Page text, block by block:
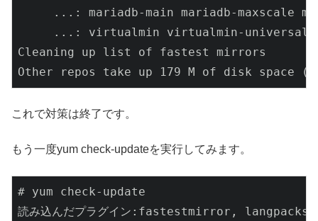
...: mariadb-main mariadb-maxscale
     ...: virtualmin virtualmin-universal
Cleaning up list of fastest mirrors
Other repos take up 179 M of disk space
これで対策は終了です。
もう一度yum check-updateを実行してみます。
# yum check-update
読み込んだプラグイン:fastestmirror, langpacks